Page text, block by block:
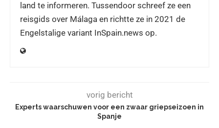
land te informeren. Tussendoor schreef ze een
reisgids over Málaga en richtte ze in 2021 de
Engelstalige variant InSpain.news op.
vorig bericht
Experts waarschuwen voor een zwaar griepseizoen in
Spanje